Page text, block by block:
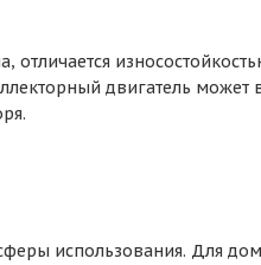
отличается
двигатель
использования. Для